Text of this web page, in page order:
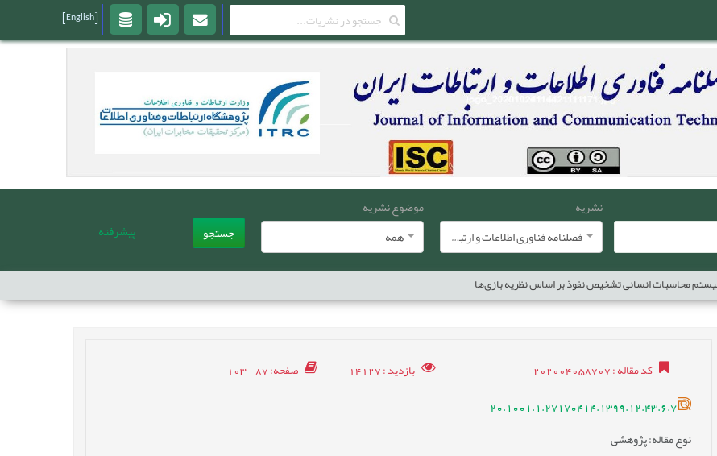
نشریه
فصلنامه فناوری اطلاعات و ارتباطات ایران
موضوع نشریه
همه
جستجو پیشرفته
محاسبات انسانی تشخیص نفوذ بر اساس نظریه بازی‌ها
کد مقاله: 202004058707 بازدید: 14127 صفحه: 87 - 103
20.1001.1.27170414.1399.12.43.6.7
نوع مقاله: پژوهشی
[English]